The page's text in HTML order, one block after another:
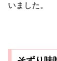
いました。